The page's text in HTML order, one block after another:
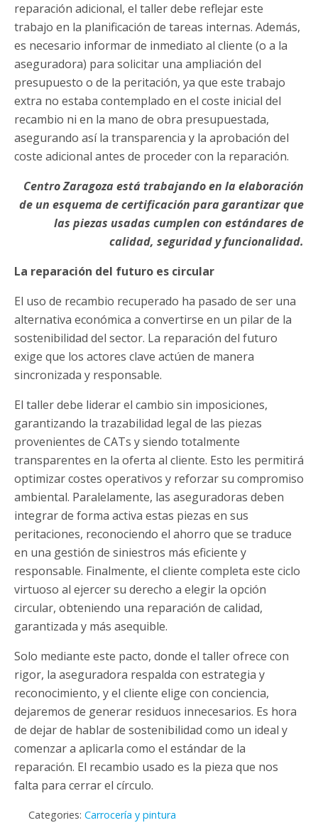
reparación adicional, el taller debe reflejar este
trabajo en la planificación de tareas internas. Además,
es necesario informar de inmediato al cliente (o a la
aseguradora) para solicitar una ampliación del
presupuesto o de la peritación, ya que este trabajo
extra no estaba contemplado en el coste inicial del
recambio ni en la mano de obra presupuestada,
asegurando así la transparencia y la aprobación del
coste adicional antes de proceder con la reparación.
Centro Zaragoza está trabajando en la elaboración
de un esquema de certificación para garantizar que
las piezas usadas cumplen con estándares de
calidad, seguridad y funcionalidad.
La reparación del futuro es circular
El uso de recambio recuperado ha pasado de ser una
alternativa económica a convertirse en un pilar de la
sostenibilidad del sector. La reparación del futuro
exige que los actores clave actúen de manera
sincronizada y responsable.
El taller debe liderar el cambio sin imposiciones,
garantizando la trazabilidad legal de las piezas
provenientes de CATs y siendo totalmente
transparentes en la oferta al cliente. Esto les permitirá
optimizar costes operativos y reforzar su compromiso
ambiental. Paralelamente, las aseguradoras deben
integrar de forma activa estas piezas en sus
peritaciones, reconociendo el ahorro que se traduce
en una gestión de siniestros más eficiente y
responsable. Finalmente, el cliente completa este ciclo
virtuoso al ejercer su derecho a elegir la opción
circular, obteniendo una reparación de calidad,
garantizada y más asequible.
Solo mediante este pacto, donde el taller ofrece con
rigor, la aseguradora respalda con estrategia y
reconocimiento, y el cliente elige con conciencia,
dejaremos de generar residuos innecesarios. Es hora
de dejar de hablar de sostenibilidad como un ideal y
comenzar a aplicarla como el estándar de la
reparación. El recambio usado es la pieza que nos
falta para cerrar el círculo.
Categories: Carrocería y pintura